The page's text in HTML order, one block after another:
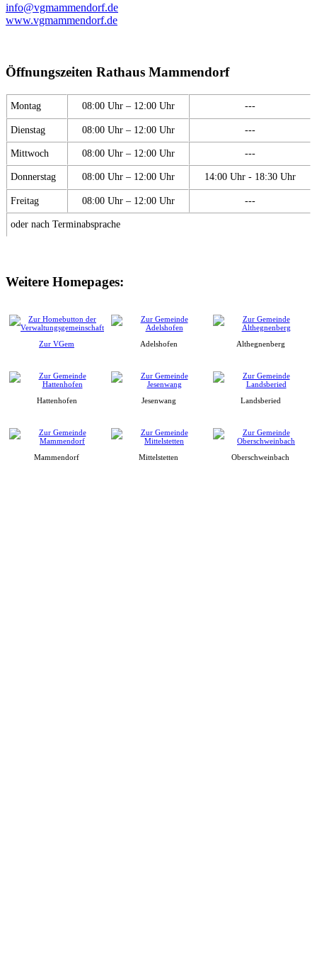
info@vgmammendorf.de
www.vgmammendorf.de
Öffnungszeiten Rathaus Mammendorf
Montag 08:00 Uhr – 12:00 Uhr ---
Dienstag 08:00 Uhr – 12:00 Uhr ---
Mittwoch 08:00 Uhr – 12:00 Uhr ---
Donnerstag 08:00 Uhr – 12:00 Uhr 14:00 Uhr - 18:30 Uhr
Freitag 08:00 Uhr – 12:00 Uhr ---
oder nach Terminabsprache
Weitere Homepages:
Zur VGem Adelshofen Althegnenberg
Hattenhofen Jesenwang Landsberied
Mammendorf Mittelstetten Oberschweinbach